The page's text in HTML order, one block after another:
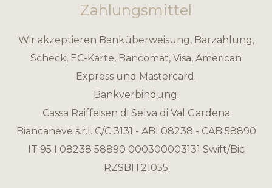
Zahlungsmittel
Wir akzeptieren Banküberweisung, Barzahlung,
Scheck, EC-Karte, Bancomat, Visa, American
Express und Mastercard.
Bankverbindung:
Cassa Raiffeisen di Selva di Val Gardena
Biancaneve s.r.l. C/C 3131 - ABI 08238 - CAB 58890
IT 95 I 08238 58890 000300003131 Swift/Bic
RZSBIT21055